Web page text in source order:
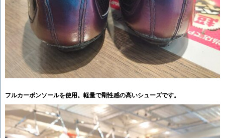
フルカーボンソールを使用。軽量で剛性感の高いシューズです。